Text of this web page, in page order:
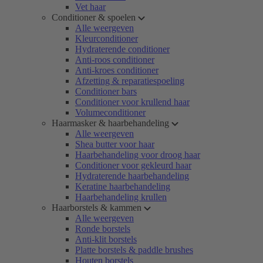
Vet haar
Conditioner & spoelen
Alle weergeven
Kleurconditioner
Hydraterende conditioner
Anti-roos conditioner
Anti-kroes conditioner
Afzetting & reparatiespoeling
Conditioner bars
Conditioner voor krullend haar
Volumeconditioner
Haarmasker & haarbehandeling
Alle weergeven
Shea butter voor haar
Haarbehandeling voor droog haar
Conditioner voor gekleurd haar
Hydraterende haarbehandeling
Keratine haarbehandeling
Haarbehandeling krullen
Haarborstels & kammen
Alle weergeven
Ronde borstels
Anti-klit borstels
Platte borstels & paddle brushes
Houten borstels